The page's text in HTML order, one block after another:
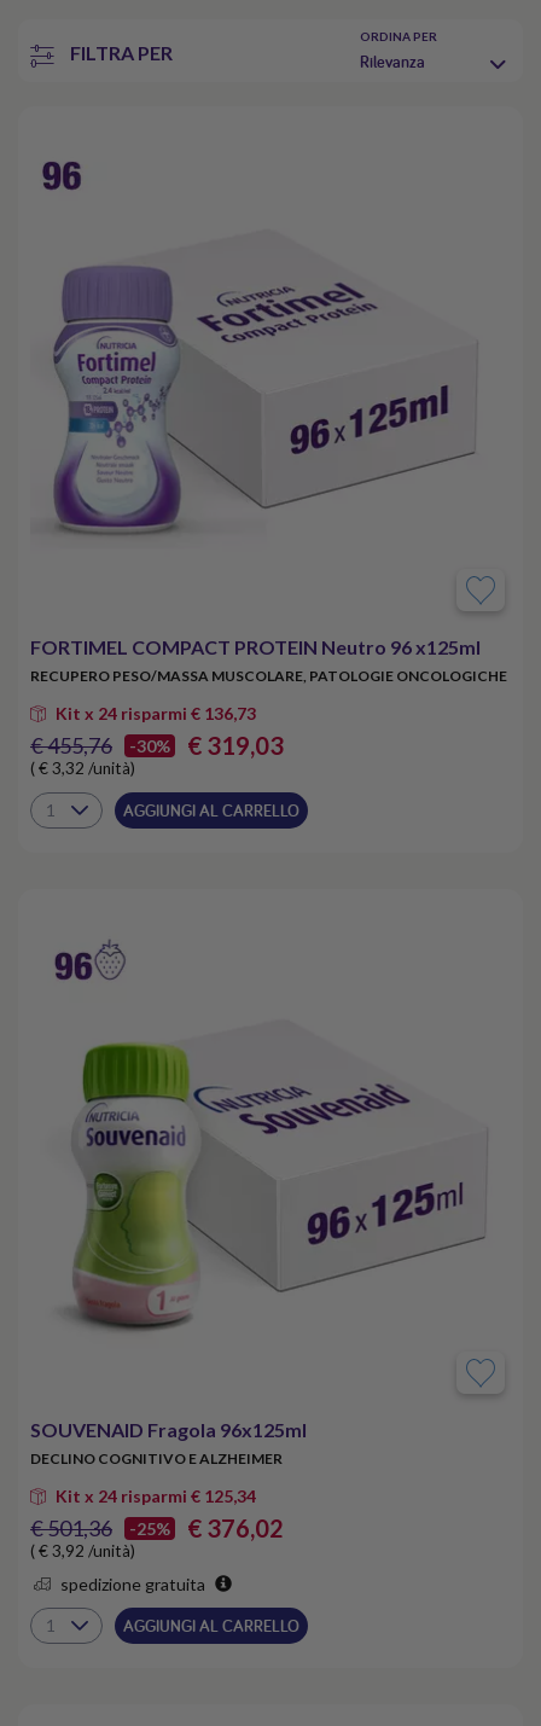
FILTRA PER
ORDINA PER
Rilevanza
FORTIMEL COMPACT PROTEIN Neutro 96 x125ml
RECUPERO PESO/MASSA MUSCOLARE, PATOLOGIE ONCOLOGICHE
Kit x 24 risparmi € 136,73
€ 455,76 -30% € 319,03
( € 3,32 /unità)
AGGIUNGI AL CARRELLO
SOUVENAID Fragola 96x125ml
DECLINO COGNITIVO E ALZHEIMER
Kit x 24 risparmi € 125,34
€ 501,36 -25% € 376,02
( € 3,92 /unità)
spedizione gratuita
AGGIUNGI AL CARRELLO